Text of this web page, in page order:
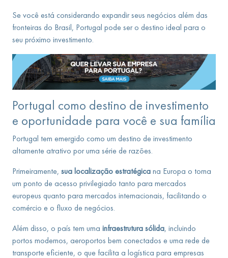
Se você está considerando expandir seus negócios além das
fronteiras do Brasil, Portugal pode ser o destino ideal para o
seu próximo investimento.
Portugal como destino de investimento
e oportunidade para você e sua família
Portugal tem emergido como um destino de investimento
altamente atrativo por uma série de razões.
Primeiramente, sua localização estratégica na Europa o torna
um ponto de acesso privilegiado tanto para mercados
europeus quanto para mercados internacionais, facilitando o
comércio e o fluxo de negócios.
Além disso, o país tem uma infraestrutura sólida, incluindo
portos modernos, aeroportos bem conectados e uma rede de
transporte eficiente, o que facilita a logística para empresas